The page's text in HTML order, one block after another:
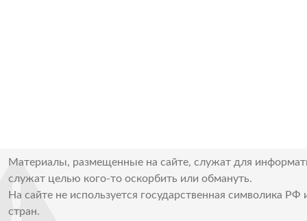
Материалы, размещенные на сайте, служат для
служат целью кого-то оскорбить или обмануть.
На сайте не используется государственная символика РФ
стран.